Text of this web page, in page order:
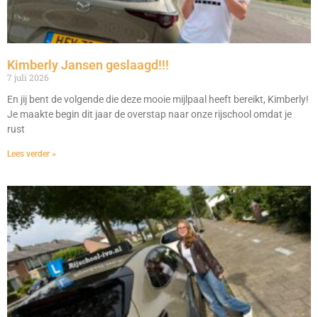
Kimberly Jansen geslaagd!!!
7 juli 2026
En jij bent de volgende die deze mooie mijlpaal heeft bereikt, Kimberly!
Je maakte begin dit jaar de overstap naar onze rijschool omdat je
rust
Lees verder »